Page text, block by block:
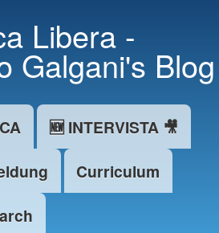
Libera -
Galgani's Blog
🆕 INTERVISTA 🎥
Curriculum